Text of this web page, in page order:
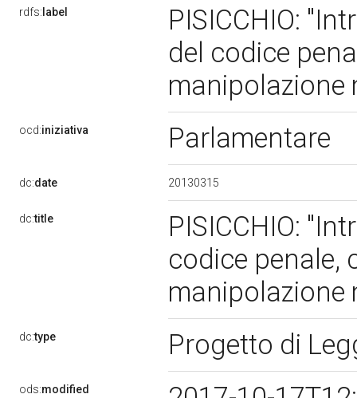
rdfs: label
PISICCHIO:
del codice
manipolazione
ocd:iniziativa Parlamentare
dc:date 20130315
dc:title
PISICCHIO:
codice penale,
manipolazione
dc:type Progetto di
ods:modified